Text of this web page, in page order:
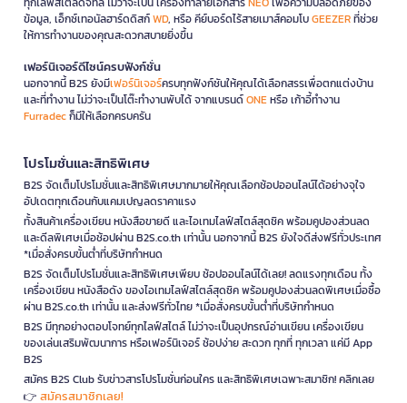
ข้อมูล, เอ็กซ์เทอนัลฮาร์ดดิสก์WD, หรือ คีย์บอร์ดไร้สายเมาส์คอมโบGEEZERที่ช่วย
ให้การทำงานของคุณสะดวกสบายยิ่งขึ้น
เฟอร์นิเจอร์ดีไซน์ครบฟังก์ชั่น
นอกจากนี้ B2S ยังมีเฟอร์นิเจอร์ครบทุกฟังก์ชันให้คุณได้เลือกสรรเพื่อตกแต่งบ้าน
และที่ทำงาน ไม่ว่าจะเป็นโต๊ะทำงานพับได้ จากแบรนด์ONEหรือ เก้าอี้ทำงาน
Furradecก็มีให้เลือกครบครัน
โปรโมชั่นและสิทธิพิเศษ
B2S จัดเต็มโปรโมชั่นและสิทธิพิเศษมากมายให้คุณเลือกช้อปออนไลน์ได้อย่างจุใจ
อัปเดตทุกเดือนกับแคมเปญลดราคาแรง
ทั้งสินค้าเครื่องเขียน หนังสือขายดี และไอเทมไลฟ์สไตล์สุดชิค พร้อมคูปองส่วนลด
และดีลพิเศษเมื่อช้อปผ่าน B2S.co.th เท่านั้น นอกจากนี้ B2S ยังใจดีส่งฟรีทั่วประเทศ
*เมื่อสั่งครบขั้นต่ำที่บริษัทกำหนด
B2S จัดเต็มโปรโมชั่นและสิทธิพิเศษเพียบ ช้อปออนไลน์ได้เลย! ลดแรงทุกเดือน ทั้ง
เครื่องเขียน หนังสือดัง ของไอเทมไลฟ์สไตล์สุดชิค พร้อมคูปองส่วนลดพิเศษเมื่อซื้อ
ผ่าน B2S.co.th เท่านั้น และส่งฟรีทั่วไทย *เมื่อสั่งครบขั้นต่ำที่บริษัทกำหนด
B2S มีทุกอย่างตอบโจทย์ทุกไลฟ์สไตล์ ไม่ว่าจะเป็นอุปกรณ์อ่านเขียน เครื่องเขียน
ของเล่นเสริมพัฒนาการ หรือเฟอร์นิเจอร์ ช้อปง่าย สะดวก ทุกที่ ทุกเวลา แค่มี App
B2S
สมัคร B2S Club รับข่าวสารโปรโมชั่นก่อนใคร และสิทธิพิเศษเฉพาะสมาชิก! คลิกเลย
👉 สมัครสมาชิกเลย!